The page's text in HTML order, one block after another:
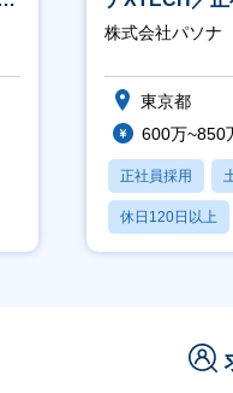
◎】
株式会社パソナ
東京都
600万~850
正社員採用
休日120日以上
産休・育休あり